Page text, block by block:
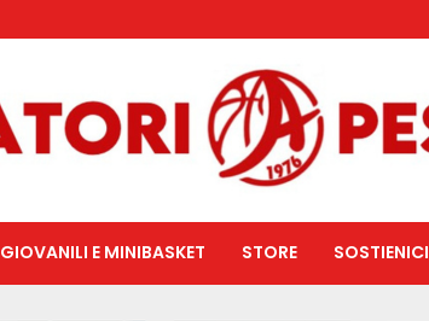
GIOVANILI E MINIBASKET STORE SOSTIENICI